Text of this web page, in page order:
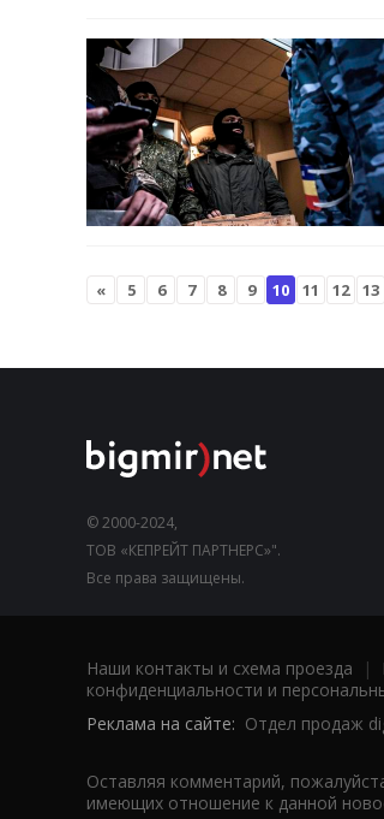
« 5 6 7 8 9 10 11 12 13
© 2000-2024,
ТОВ «КЕПРЕЙТ ПАРТНЕРС»".
Все права защищены.
Наши контакты и схема проезда |
конфиденциальности и
Реклама на сайте: Отдел продаж
Оставляя комментарий,
имеющих отношение к данной